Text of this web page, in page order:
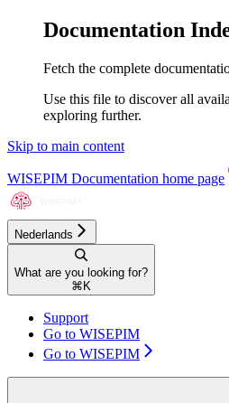
Documentation
Fetch the complete
Use this file to discover all
exploring further.
Skip to main content
WISEPIM Documentation home page
Nederlands
What are you looking for?
⌘ K
Support
Go to WISEPIM
Go to WISEPIM